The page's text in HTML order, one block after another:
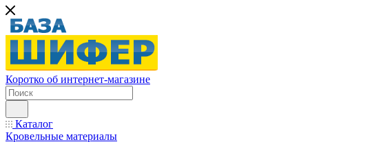
Коротко об интернет-магазине
Каталог
Кровельные материалы